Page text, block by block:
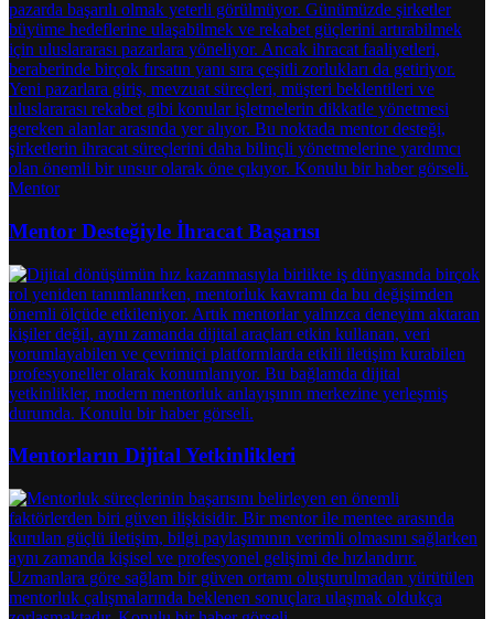
Mentor
Mentor Desteğiyle İhracat Başarısı
Mentorların Dijital Yetkinlikleri